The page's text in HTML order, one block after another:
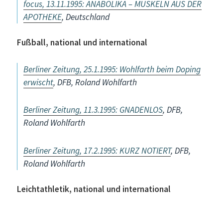
focus, 13.11.1995: ANABOLIKA – MUSKELN AUS DER
APOTHEKE, Deutschland
Fußball, national und international
Berliner Zeitung, 25.1.1995: Wohlfarth beim Doping
erwischt, DFB, Roland Wohlfarth
Berliner Zeitung, 11.3.1995: GNADENLOS, DFB,
Roland Wohlfarth
Berliner Zeitung, 17.2.1995: KURZ NOTIERT, DFB,
Roland Wohlfarth
Leichtathletik, national und international